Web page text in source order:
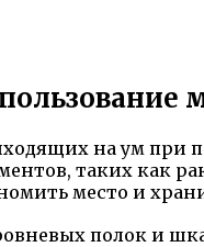
на ум
таких как
место и
полок и